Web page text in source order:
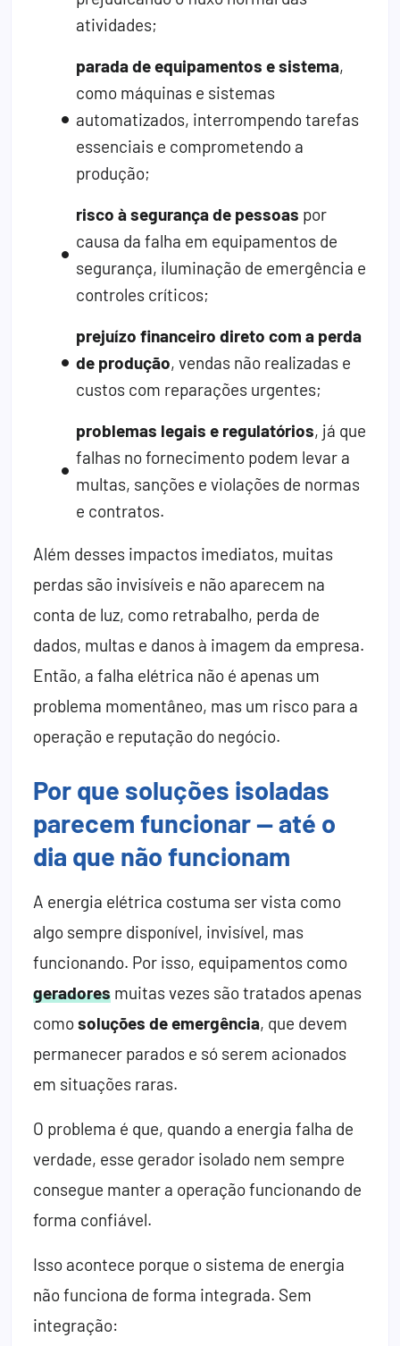
atividades;
parada de equipamentos e sistema,
como máquinas e sistemas
automatizados, interrompendo tarefas
essenciais e comprometendo a
produção;
risco à segurança de pessoas por
causa da falha em equipamentos de
segurança, iluminação de emergência e
controles críticos;
prejuízo financeiro direto com a perda
de produção, vendas não realizadas e
custos com reparações urgentes;
problemas legais e regulatórios, já que
falhas no fornecimento podem levar a
multas, sanções e violações de normas
e contratos.
Além desses impactos imediatos, muitas
perdas são invisíveis e não aparecem na
conta de luz, como retrabalho, perda de
dados, multas e danos à imagem da empresa.
Então, a falha elétrica não é apenas um
problema momentâneo, mas um risco para a
operação e reputação do negócio.
Por que soluções isoladas
parecem funcionar — até o
dia que não funcionam
A energia elétrica costuma ser vista como
algo sempre disponível, invisível, mas
funcionando. Por isso, equipamentos como
geradores muitas vezes são tratados apenas
comosoluções de emergência, que devem
permanecer parados e só serem acionados
em situações raras.
O problema é que, quando a energia falha de
verdade, esse gerador isolado nem sempre
consegue manter a operação funcionando de
forma confiável.
Isso acontece porque o sistema de energia
não funciona de forma integrada. Sem
integração: